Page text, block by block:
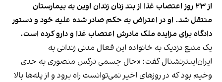
از ۲۳ روز اعتصاب غذا از بند زنان زندان اوین به بیمارستان
منتقل شد. او در اعتراض به حکم صادر شده علیه خود و دستور
دادگاه برای مزایده ملک مادرش اعتصاب غذا و دارو کرده است.
یک منبع نزدیک به خانواده این فعال مدنی زندانی به
ایران‌اینترنشنال گفت: «حال جسمی نرگس منصوری به حدی
وخیم بود که در روزهای اخیر نمی‌توانست راه برود و از پله‌ها بالا